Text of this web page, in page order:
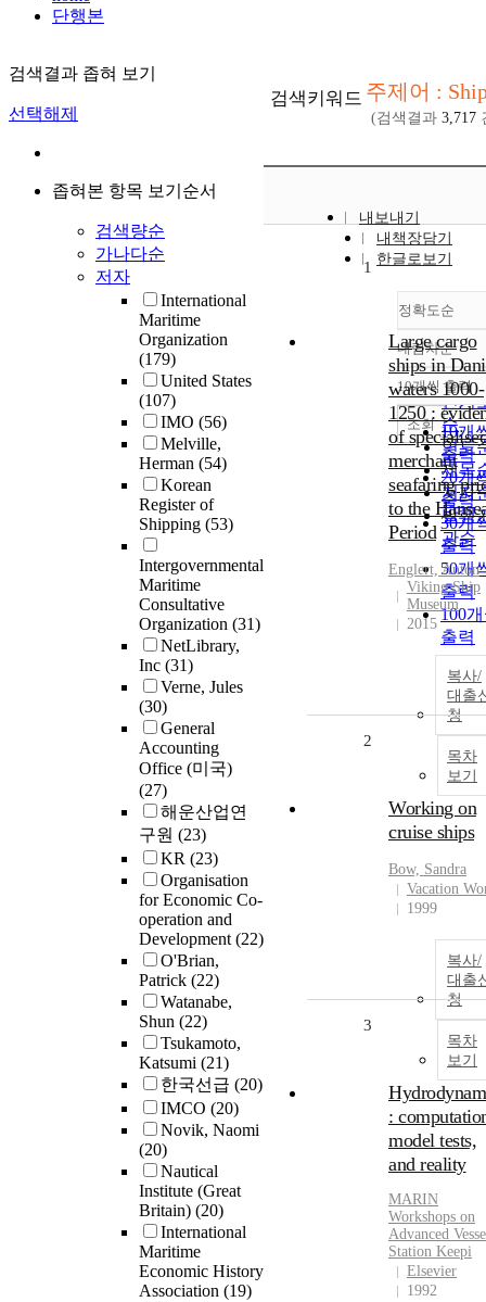
단행본
검색결과 좁혀 보기
선택해제
좁혀본 항목 보기순서
검색량순
가나다순
저자
International
Maritime
Organization
(179)
United States
(107)
IMO (56)
Melville,
Herman (54)
Korean
Register of
Shipping (53)
Intergovernmental
Maritime
Consultative
Organization (31)
NetLibrary,
Inc (31)
Verne, Jules
(30)
General
Accounting
Office (미국)
(27)
해운산업연
구원 (23)
KR (23)
Organisation
for Economic Co-
operation and
Development(22)
O'Brian,
Patrick (22)
Watanabe,
Shun (22)
Tsukamoto,
Katsumi (21)
한국선급 (20)
IMCO (20)
Novik, Naomi
(20)
Nautical
Institute (Great
Britain) (20)
International
Maritime
Economic History
Association (19)
검색키워드 주제어 :
(검색결과 3,717
내보내기
내책장담기
한글로보기
정확도순
정확
순
인기
순
연도
제목
저자
발행
관순
내림차순
내림
10개씩 출력
10개
출력
20개
출력
30개
출력
50개
출력
100
출력
조회
1
Large cargo
ships in
waters 1000-
1250 :
of
merchant
seafaring
to the
Period
Englert, Anton
Viking Ship
Museum
2015
복사/
대출
청
목차
보기
2
Working on
cruise ships
Bow, Sandra
Vacation
1999
복사/
대출
청
목차
보기
3
:
model tests,
and reality
MARIN
Workshops on
Advanced
Station Keepi
Elsevier
1992